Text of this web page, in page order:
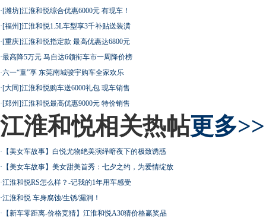
·[潍坊]江淮和悦综合优惠6000元 有现车！
·[福州]江淮和悦1.5L车型享3千补贴送装潢
·[重庆]江淮和悦指定款 最高优惠达6800元
·最高降5万元 马自达6领衔车市一周降价榜
·六一“童”享 东莞南城骏宇购车全家欢乐
·[大同]江淮和悦购车送6000礼包 现车销售
·[郑州]江淮和悦最高优惠9000元 特价销售
江淮和悦相关热帖更多>>
· 【美女车故事】白悦尤物绝美演绎暗夜下的极致诱惑
· 【美女车故事】美女甜美首秀：七夕之约，为爱情绽放
·江淮和悦RS怎么样？-记我的1年用车感受
·江淮和悦 车身腐蚀/生锈/漏洞！
· 【新车零距离-价格竞猜】江淮和悦A30猜价格赢奖品